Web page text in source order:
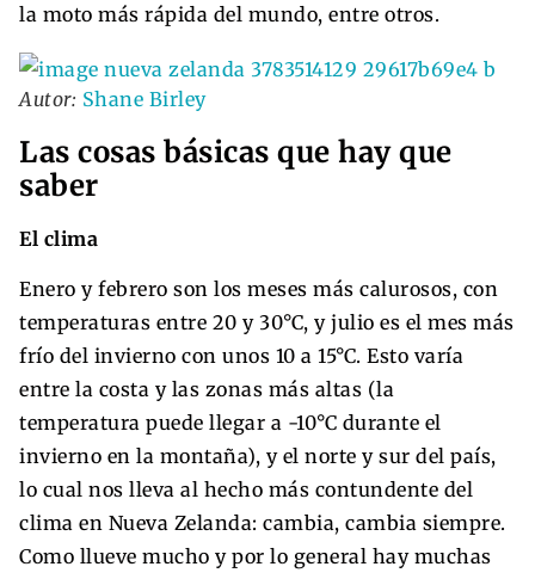
la moto más rápida del mundo, entre otros.
Autor: Shane Birley
Las cosas básicas que hay que
saber
El clima
Enero y febrero son los meses más calurosos, con
temperaturas entre 20 y 30°C, y julio es el mes más
frío del invierno con unos 10 a 15°C. Esto varía
entre la costa y las zonas más altas (la
temperatura puede llegar a -10°C durante el
invierno en la montaña), y el norte y sur del país,
lo cual nos lleva al hecho más contundente del
clima en Nueva Zelanda: cambia, cambia siempre.
Como llueve mucho y por lo general hay muchas